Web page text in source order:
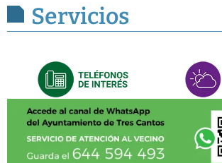
Servicios